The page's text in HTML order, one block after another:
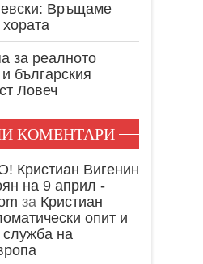
Връщаме
за реалното
българския
Ловеч
КОМЕНТАРИ
Вигенин
на 9 април -
за Кристиан
опит и
служба на